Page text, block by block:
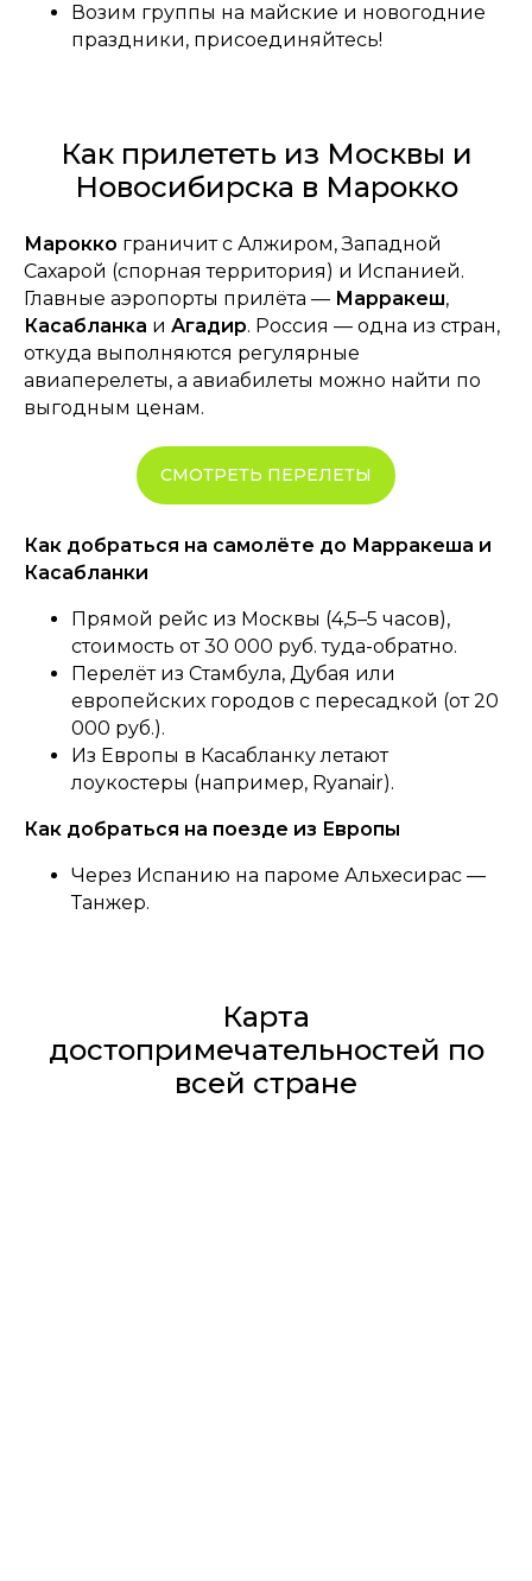
Возим группы на майские и новогодние
праздники, присоединяйтесь!
Как прилететь из Москвы и
Новосибирска в Марокко
Марокко граничит с Алжиром, Западной
Сахарой (спорная территория) и Испанией.
Главные аэропорты прилёта — Марракеш,
Касабланка и Агадир. Россия — одна из стран,
откуда выполняются регулярные
авиаперелеты, а авиабилеты можно найти по
выгодным ценам.
СМОТРЕТЬ ПЕРЕЛЕТЫ
Как добраться на самолёте до Марракеша и
Касабланки
Прямой рейс из Москвы (4,5–5 часов),
стоимость от 30 000 руб. туда-обратно.
Перелёт из Стамбула, Дубая или
европейских городов с пересадкой (от 20
000 руб.).
Из Европы в Касабланку летают
лоукостеры (например, Ryanair).
Как добраться на поезде из Европы
Через Испанию на пароме Альхесирас —
Танжер.
Карта
достопримечательностей по
всей стране